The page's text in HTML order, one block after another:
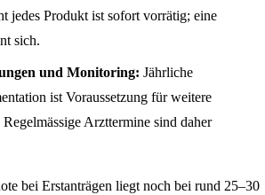
jedes Produkt ist sofort vorrätig; eine
sich.
und Monitoring: Jährliche
ist Voraussetzung für weitere
Arzttermine sind daher
bei Erstanträgen liegt noch bei rund 25–30